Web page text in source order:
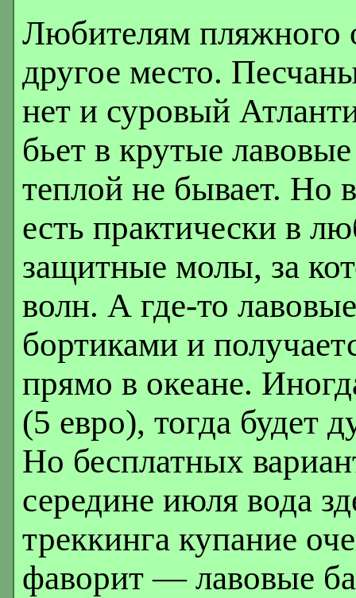
Любителям пляжного
другое место.
нет и суровый
бьет в крутые
теплой не бывает. Но
есть практически в
защитные молы, за
волн. А где-то
бортиками и
прямо в океане.
(5 евро), тогда будет
Но бесплатных
середине июля вода
треккинга купание
фаворит — лавовые